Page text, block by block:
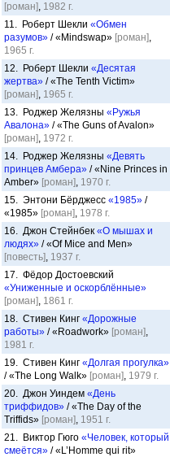
[роман], 1982 г.
11. Роберт Шекли «Обмен
разумов» / «Mindswap» [роман],
1965 г.
12. Роберт Шекли «Десятая
жертва» / «The Tenth Victim»
[роман], 1965 г.
13. Роджер Желязны «Ружья
Авалона» / «The Guns of Avalon»
[роман], 1972 г.
14. Роджер Желязны «Девять
принцев Амбера» / «Nine Princes in
Amber» [роман], 1970 г.
15. Энтони Бёрджесс «1985» /
«1985» [роман], 1978 г.
16. Джон Стейнбек «О мышах и
людях» / «Of Mice and Men»
[повесть], 1937 г.
17. Фёдор Достоевский
«Униженные и оскорблённые»
[роман], 1861 г.
18. Стивен Кинг «Дорожные
работы» / «Roadwork» [роман],
1981 г.
19. Стивен Кинг «Долгая прогулка»
/ «The Long Walk» [роман], 1979 г.
20. Джон Уиндем «День
триффидов» / «The Day of the
Triffids» [роман], 1951 г.
21. Виктор Гюго «Человек, который
смеётся» / «L’Homme qui rit»